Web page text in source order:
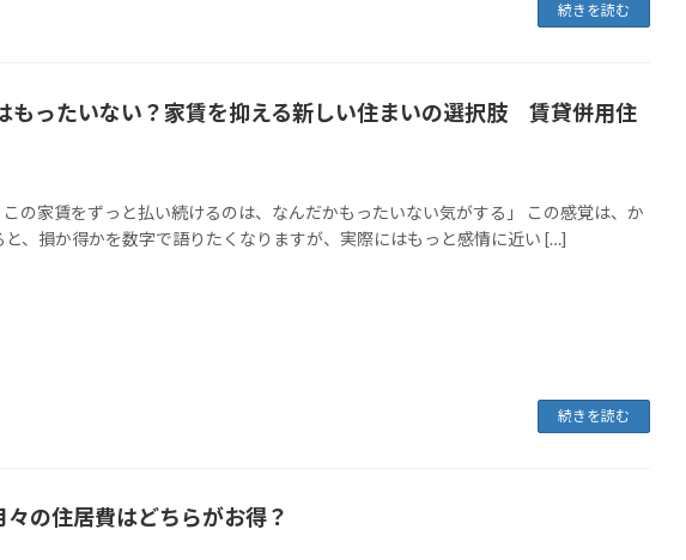
続きを読む
もったいない？家賃を抑える新しい住まいの選択肢 賃貸併用住
の家賃をずっと払い続けるのは、なんだかもったいない気がする」 この感覚は、か
、損か得かを数字で語りたくなりますが、実際にはもっと感情に近い […]
続きを読む
の住居費はどちらがお得？